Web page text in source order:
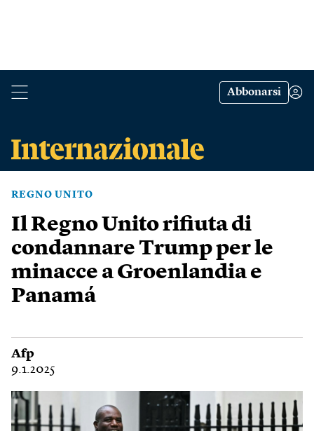
Abbonarsi
REGNO UNITO
Il Regno Unito rifiuta di
condannare Trump per le
minacce a Groenlandia e
Panamá
Afp
9.1.2025